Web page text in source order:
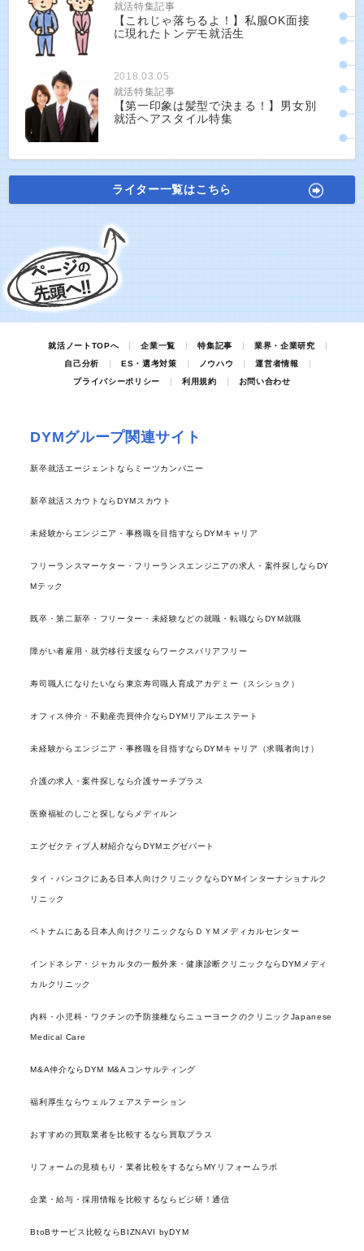
就活特集記事
【これじゃ落ちるよ！】私服OK面接
に現れたトンデモ就活生
2018.03.05
就活特集記事
【第一印象は髪型で決まる！】男女別
就活ヘアスタイル特集
ライター一覧はこちら
就活ノートTOPへ 企業一覧 特集記事
業界・企業研究
自己分析
ES・選考対策 ノウハウ
運営者情報
プライバシーポリシー
利用規約 お問い合わせ
DYMグループ関連サイト
新卒就活エージェントならミーツカンパニー
新卒就活スカウトならDYMスカウト
未経験からエンジニア・事務職を目指すならDYMキャリア
フリーランスマーケター・フリーランスエンジニアの求人・案件探しならDY
Mテック
既卒・第二新卒・フリーター・未経験などの就職・転職ならDYM就職
障がい者雇用・就労移行支援ならワークスバリアフリー
寿司職人になりたいなら東京寿司職人育成アカデミー（スシショク）
オフィス仲介・不動産売買仲介ならDYMリアルエステート
未経験からエンジニア・事務職を目指すならDYMキャリア（求職者向け）
介護の求人・案件探しなら介護サーチプラス
医療福祉のしごと探しならメディルン
エグゼクティブ人材紹介ならDYMエグゼパート
タイ・バンコクにある日本人向けクリニックならDYMインターナショナルク
リニック
ベトナムにある日本人向けクリニックならＤＹＭメディカルセンター
インドネシア・ジャカルタの一般外来・健康診断クリニックならDYMメディ
カルクリニック
内科・小児科・ワクチンの予防接種ならニューヨークのクリニックJapanese
Medical Care
M&A仲介ならDYM M&Aコンサルティング
福利厚生ならウェルフェアステーション
おすすめの買取業者を比較するなら買取プラス
リフォームの見積もり・業者比較をするならMYリフォームラボ
企業・給与・採用情報を比較するならビジ研！通信
BtoBサービス比較ならBIZNAVI byDYM